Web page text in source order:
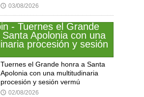
🕔 03/08/2026
Tuernes el Grande honra a Santa
Apolonia con una multitudinaria
procesión y sesión vermú
🕔 02/08/2026